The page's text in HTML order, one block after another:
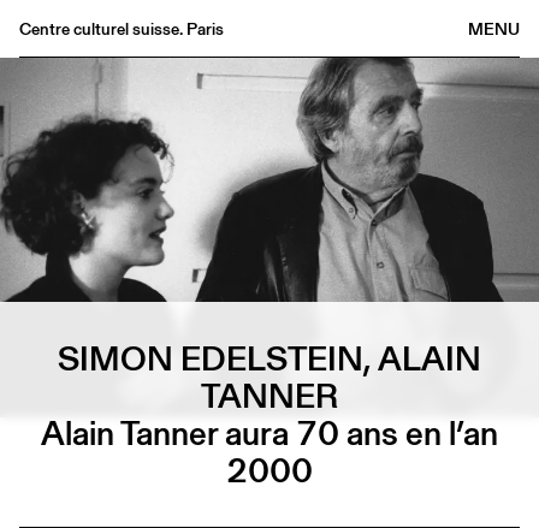
MENU
Centre culturel suisse. Paris
Librairie
Buvette
Archives
Médiathèque
Éditions
Informations
EN
SIMON EDELSTEIN, ALAIN
TANNER
Alain Tanner aura 70 ans en l’an
2000